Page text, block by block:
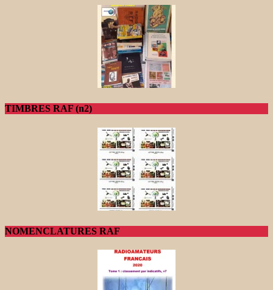
TIMBRES RAF (n2)
NOMENCLATURES RAF